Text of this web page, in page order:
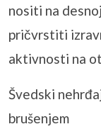
nositi na
pričvrstiti
aktivnosti na
Švedski
brušenjem